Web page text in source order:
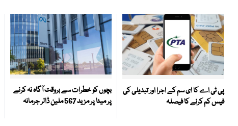
پی ٹی اے کا ای سم کے اجرا اور تبدیلی کی
فیس کم کرنے کا فیصلہ
بچوں کو خطرات سے بروقت آگاہ نہ کرنے
پر میٹا پر مزید 567 ملین ڈالر جرمانہ